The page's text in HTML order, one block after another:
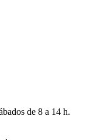
de 8 a 14 h.